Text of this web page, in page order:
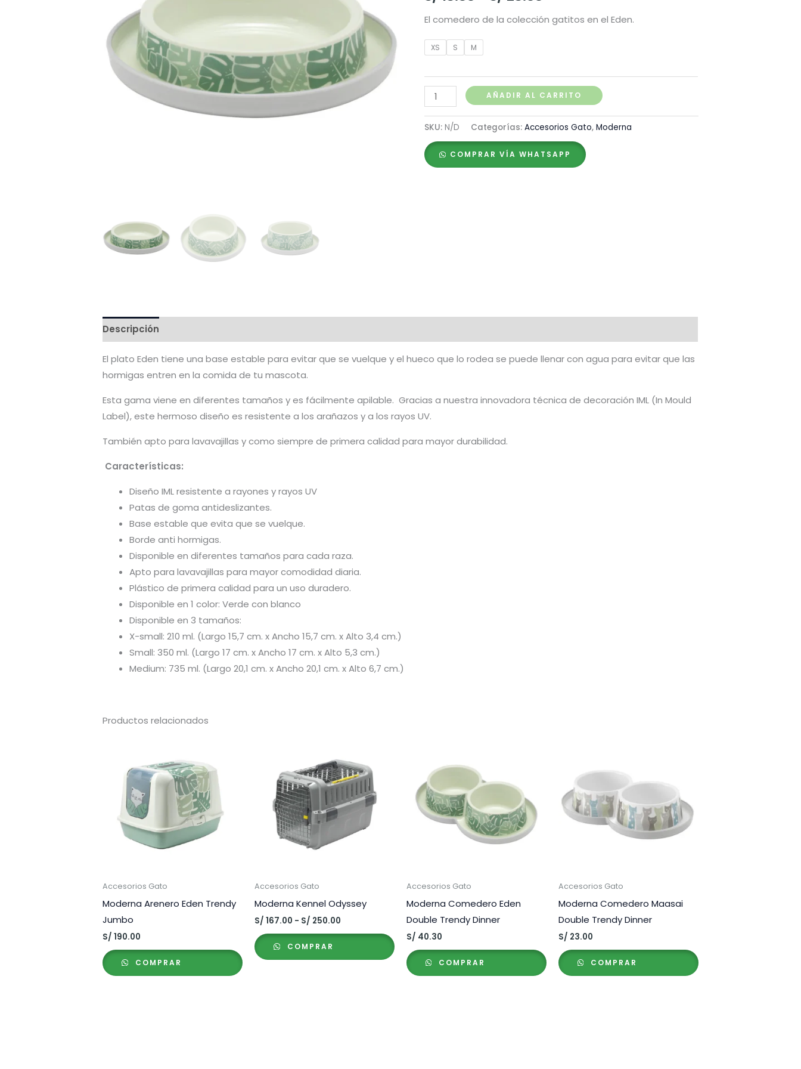
de
S/ 13.80
hasta
S/ 23.00
El comedero de la colección gatitos en el Eden.
XS S M
Moderna
Comedero
Eden
Trendy
Dinner
AÑADIR AL CARRITO
SKU: N/D Categorías: Accesorios Gato, Moderna
COMPRAR VÍA WHATSAPP
Descripción
El plato Eden tiene una base estable para evitar que se vuelque y el hueco que lo rodea se puede llenar con agua para evitar que las
hormigas entren en la comida de tu mascota.
Esta gama viene en diferentes tamaños y es fácilmente apilable. Gracias a nuestra innovadora técnica de decoración IML (In Mould
Label), este hermoso diseño es resistente a los arañazos y a los rayos UV.
También apto para lavavajillas y como siempre de primera calidad para mayor durabilidad.
Características:
Diseño IML resistente a rayones y rayos UV
Patas de goma antideslizantes.
Base estable que evita que se vuelque.
Borde anti hormigas.
Disponible en diferentes tamaños para cada raza.
Apto para lavavajillas para mayor comodidad diaria.
Plástico de primera calidad para un uso duradero.
Disponible en 1 color: Verde con blanco
Disponible en 3 tamaños:
X-small: 210 ml. (Largo 15,7 cm. x Ancho 15,7 cm. x Alto 3,4 cm.)
Small: 350 ml. (Largo 17 cm. x Ancho 17 cm. x Alto 5,3 cm.)
Medium: 735 ml. (Largo 20,1 cm. x Ancho 20,1 cm. x Alto 6,7 cm.)
Productos relacionados
Accesorios Gato
Moderna Arenero Eden Trendy
Jumbo
S/ 190.00
COMPRAR
Accesorios Gato
Moderna Kennel Odyssey
S/ 167.00 - S/ 250.00
S/ 167.00
COMPRAR
Accesorios Gato
Moderna Comedero Eden
Double Trendy Dinner
S/ 40.30
COMPRAR
Accesorios Gato
Moderna Comedero Maasai
Double Trendy Dinner
S/ 23.00
COMPRAR